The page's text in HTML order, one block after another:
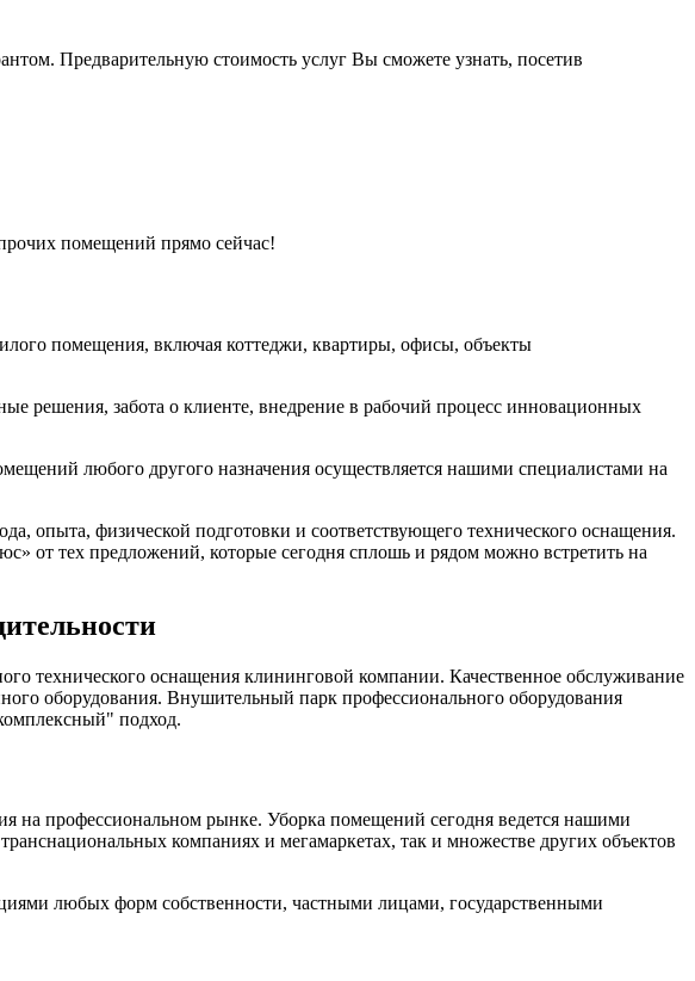
Предварительную стоимость услуг Вы сможете узнать, посетив
помещений прямо сейчас!
помещения, включая коттеджи, квартиры, офисы, объекты
решения, забота о клиенте, внедрение в рабочий процесс инновационных
любого другого назначения осуществляется нашими специалистами на
опыта, физической подготовки и соответствующего технического оснащения.
от тех предложений, которые сегодня сплошь и рядом можно встретить на
технического оснащения клининговой компании. Качественное обслуживание
оборудования. Внушительный парк профессионального оборудования
подход.
на профессиональном рынке. Уборка помещений сегодня ведется нашими
компаниях и мегамаркетах, так и множестве других объектов
любых форм собственности, частными лицами, государственными